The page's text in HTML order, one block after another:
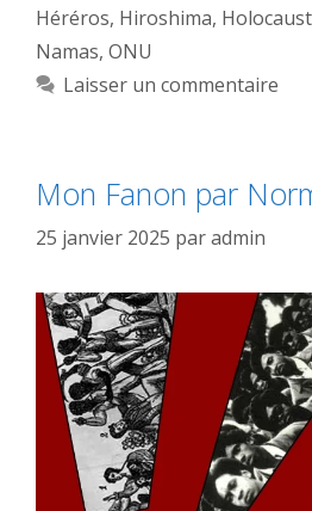
Héréros, Hiroshima,
Namas, ONU
Laisser un commentaire
Mon Fanon par
25 janvier 2025 paradmin